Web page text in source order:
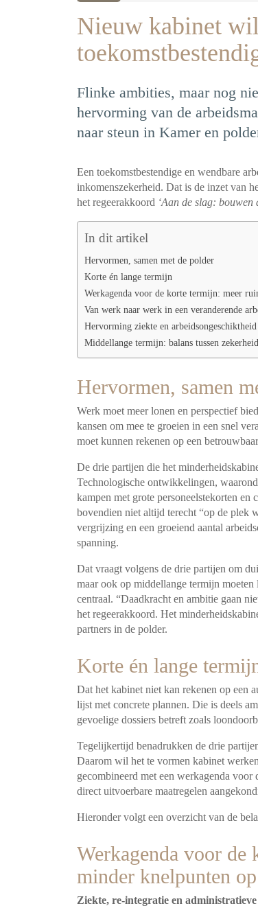
Nieuw kabinet
Flinke ambities, maar nog
hervorming van de
naar steun in Kamer en
Een toekomstbestendige en wendbare
inkomenszekerheid. Dat is de inzet van
het regeerakkoord ‘Aan de slag: bouwen
In dit artikel
Hervormen, samen met de polder
Korte én lange termijn
Werkagenda voor de korte termijn: meer
Van werk naar werk in een veranderende
Hervorming ziekte en arbeidsongeschiktheid
Middellange termijn: balans tussen
Hervormen, samen
Werk moet meer lonen en perspectief
kansen om mee te groeien in een snel
moet kunnen rekenen op een
De drie partijen die het
Technologische ontwikkelingen,
kampen met grote personeelstekorten
bovendien niet altijd terecht “op de plek
vergrijzing en een groeiend aantal
spanning.
Dat vraagt volgens de drie partijen om
maar ook op middellange termijn
centraal. “Daadkracht en ambitie gaan
het regeerakkoord. Het
partners in de polder.
Korte én lange
Dat het kabinet niet kan rekenen op een
lijst met concrete plannen. Die is deels
gevoelige dossiers betreft zoals
Tegelijkertijd benadrukken de drie
Daarom wil het te vormen kabinet
gecombineerd met een werkagenda
direct uitvoerbare maatregelen
Hieronder volgt een overzicht van de
Werkagenda voor de
minder knelpunten
Ziekte, re-integratie en administratieve